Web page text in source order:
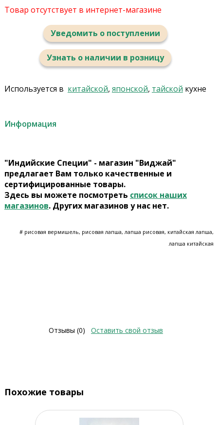
Товар отсутствует в интернет-магазине
Уведомить о поступлении
Узнать о наличии в розницу
Используется в китайской, японской, тайской кухне
Информация
"Индийские Специи" - магазин "Виджай"
предлагает Вам только качественные и
сертифицированные товары.
Здесь вы можете посмотреть список наших
магазинов. Других магазинов у нас нет.
# рисовая вермишель, рисовая лапша, лапша рисовая, китайская лапша,
лапша китайская
Отзывы (0) Оставить свой отзыв
Похожие товары